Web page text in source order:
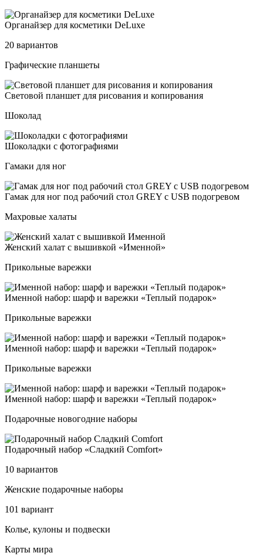
Орга­най­зер для кос­ме­ти­ки DeLuxe
20 вариантов
Графические планшеты
Све­то­вой план­шет для ри­со­ва­ния и ко­пи­ро­ва­ния
Шоколад
Шоко­лад­ки с фо­тог­ра­фи­ями
Гамаки для ног
Гамак для ног под ра­бо­чий стол GREY с USB по­дог­ре­вом
Махровые халаты
Жен­ский ха­лат с вы­шив­кой «Имен­ной»
Прикольные варежки
Имен­ной на­бор: шарф и ва­реж­ки «Теп­лый по­да­рок»
Прикольные варежки
Имен­ной на­бор: шарф и ва­реж­ки «Теп­лый по­да­рок»
Прикольные варежки
Имен­ной на­бор: шарф и ва­реж­ки «Теп­лый по­да­рок»
Подарочные новогодние наборы
Пода­роч­ный на­бор «Слад­кий Com­fort»
10 вариантов
Жен­ские по­да­роч­ные на­бо­ры
101 вариант
Колье, ку­ло­ны и под­вес­ки
Карты мира